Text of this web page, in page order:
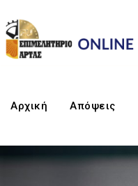
Αρχική Απόψεις